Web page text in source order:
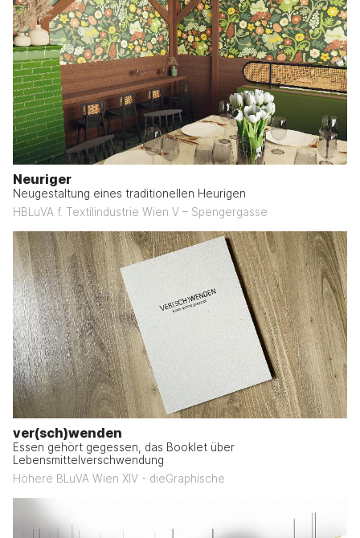
Neuriger
Neugestaltung eines traditionellen Heurigen
HBLuVA f. Textilindustrie Wien V – Spengergasse
ver(sch)wenden
Essen gehört gegessen, das Booklet über
Lebensmittelverschwendung
Höhere BLuVA Wien XIV - dieGraphische